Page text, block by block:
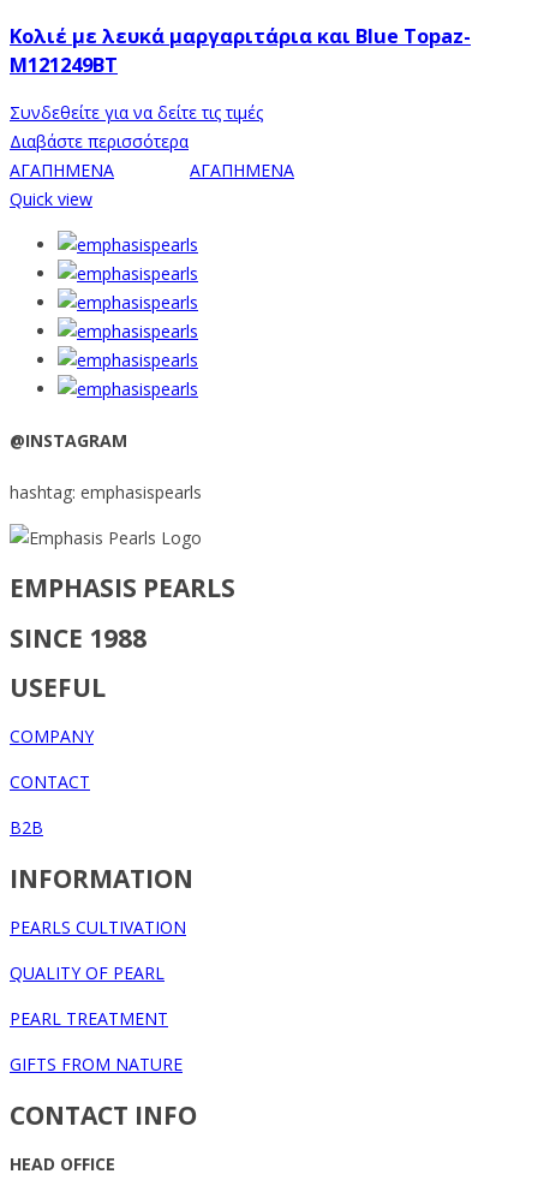
Κολιέ με λευκά μαργαριτάρια και Blue Topaz-
M121249BT
Συνδεθείτε για να δείτε τις τιμές
Διαβάστε περισσότερα
ΑΓΑΠΗΜΕΝΑ
ΑΓΑΠΗΜΕΝΑ
Quick view
@INSTAGRAM
hashtag: emphasispearls
EMPHASIS PEARLS
SINCE 1988
USEFUL
COMPANY
CONTACT
B2B
INFORMATION
PEARLS CULTIVATION
QUALITY OF PEARL
PEARL TREATMENT
GIFTS FROM NATURE
CONTACT INFO
HEAD OFFICE